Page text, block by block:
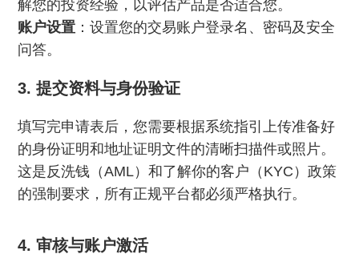
解您的投资经验，以评估产品是否适合您。
账户设置 ：设置您的交易账户登录名、密码及安全
问答。
3. 提交资料与身份验证
填写完申请表后，您需要根据系统指引上传准备好
的身份证明和地址证明文件的清晰扫描件或照片。
这是反洗钱（AML）和了解你的客户（KYC）政策
的强制要求，所有正规平台都必须严格执行。
4. 审核与账户激活